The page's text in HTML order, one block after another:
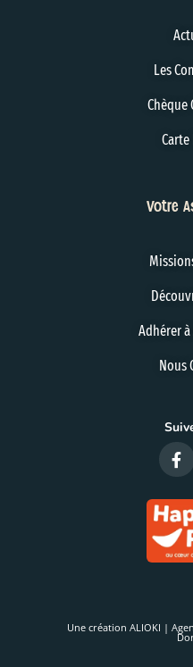
Les
Chèque
Votre
Adhérer
Nous
Une création ALIOKI |